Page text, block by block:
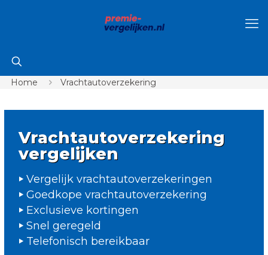
Home Vrachtautoverzekering
Vrachtautoverzekering
vergelijken
Vergelijk vrachtautoverzekeringen
Goedkope vrachtautoverzekering
Exclusieve kortingen
Snel geregeld
Telefonisch bereikbaar